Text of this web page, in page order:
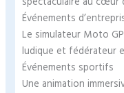
Événements
Le simulateur Moto
ludique et fédérateur
Événements sportifs
Une animation